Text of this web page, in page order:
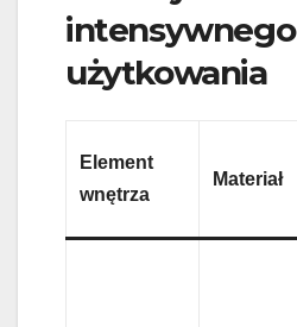
intensywnego
użytkowania
Element
wnętrza
Materiał